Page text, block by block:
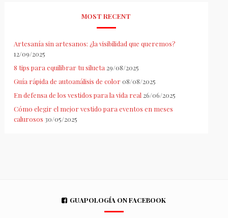
MOST RECENT
Artesanía sin artesanos: ¿la visibilidad que queremos?
12/09/2025
8 tips para equilibrar tu silueta 29/08/2025
Guía rápida de autoanálisis de color 08/08/2025
En defensa de los vestidos para la vida real 26/06/2025
Cómo elegir el mejor vestido para eventos en meses
calurosos 30/05/2025
GUAPOLOGÍA ON FACEBOOK